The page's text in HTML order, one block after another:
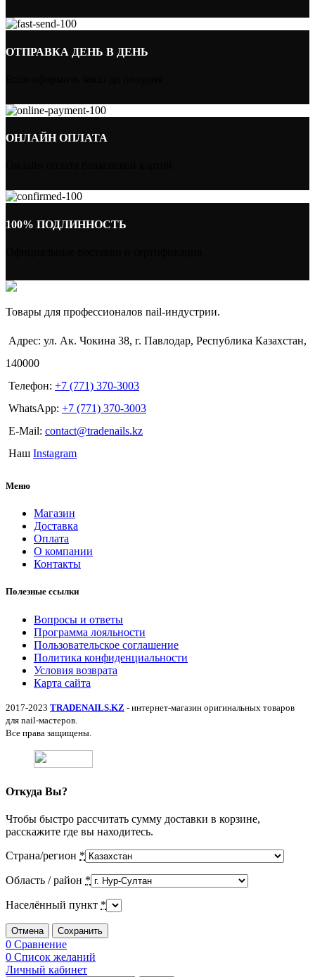
ОТПРАВКА ДЕНЬ В ДЕНЬ
ОНЛАЙН ОПЛАТА
100% ПОДЛИННОСТЬ
Товары для профессионалов nail-индустрии.
Адрес: ул. Ак. Чокина 38, г. Павлодар, Республика Казахстан,
140000
Телефон: +7 (771) 370-3003
WhatsApp: +7 (771) 370-3003
E-Mail: contact@tradenails.kz
Наш Instagram
Меню
Магазин
Доставка
Оплата
О компании
Контакты
Полезные ссылки
Вопросы и ответы
Программа лояльности
Пользовательское соглашение
Политика конфиденциальности
Условия возврата
Карта сайта
2017-2023 TRADENAILS.KZ - интернет-магазин оригинальных товаров
для nail-мастеров.
Все права защищены.
Откуда Вы?
Чтобы быстро рассчитать сумму доставки в корзине,
расскажите где вы находитесь.
Страна/регион *
Область / район *
Населённый пункт *
Отмена Сохранить
0 Сравнение
0 Список желаний
Личный кабинет